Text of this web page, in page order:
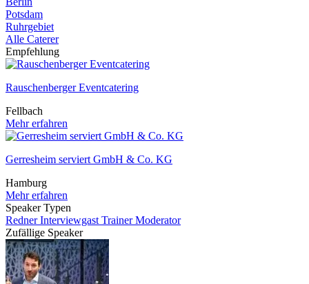
Potsdam
Ruhrgebiet
Alle Caterer
Empfehlung
Rauschenberger Eventcatering
Fellbach
Mehr erfahren
Gerresheim serviert GmbH & Co. KG
Hamburg
Mehr erfahren
Speaker Typen
RednerInterviewgast TrainerModerator
Zufällige Speaker